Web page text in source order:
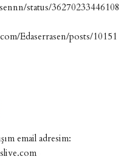
status/36270233446108
Edaserrasen/posts/10151
email adresim: